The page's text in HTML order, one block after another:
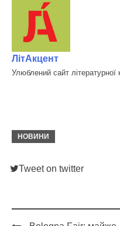
ЛітАкцент
Улюблений сайт літературної
НОВИНИ
Tweet on twitter